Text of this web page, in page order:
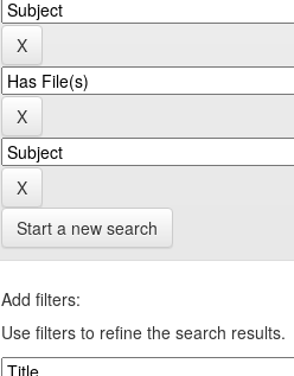
Start a new search
Add filters:
Use filters to refine the search results.